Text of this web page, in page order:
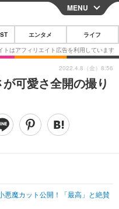
CLOSE
スマートフォン
その他
映画・ドラマ
MENU
エンタメ ライフ
可愛さ全開の撮り
悪魔カット公開！「最高」と絶賛
2022.4.8（金）8:56